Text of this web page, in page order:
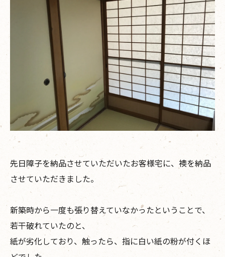
先日障子を納品させていただいたお客様宅に、襖を納品
させていただきました。
新築時から一度も張り替えていなかったということで、
若干破れていたのと、
紙が劣化しており、触ったら、指に白い紙の粉が付くほ